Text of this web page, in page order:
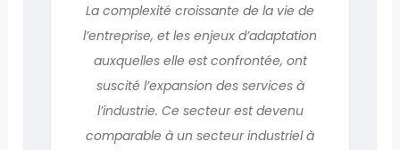
La complexité croissante de la vie de
l’entreprise, et les enjeux d’adaptation
auxquelles elle est confrontée, ont
suscité l’expansion des services à
l’industrie. Ce secteur est devenu
comparable à un secteur industriel à